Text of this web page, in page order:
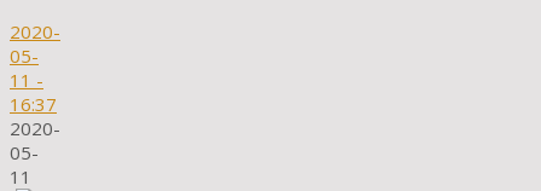
2020-
05-
11 -
16:37
2020-
05-
11